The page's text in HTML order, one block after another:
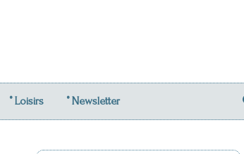
° Loisirs ° Newsletter